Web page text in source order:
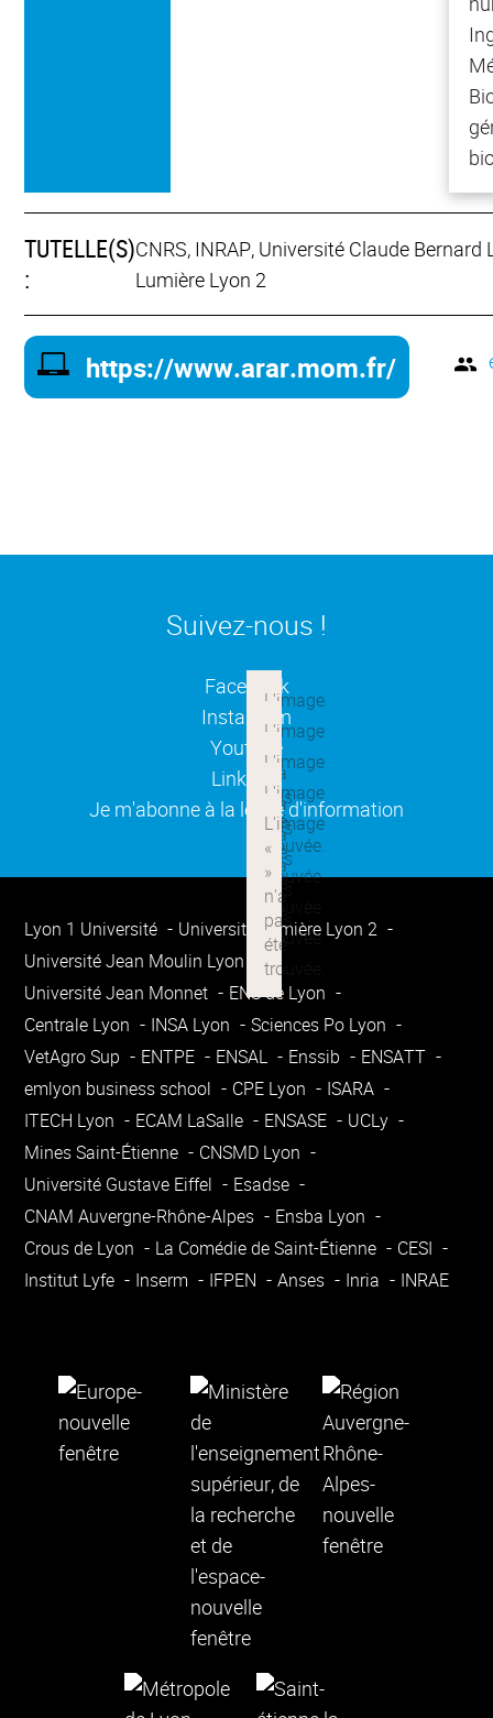
https://www.arar.mom.fr/
TUTELLE(S)
:
CNRS, INRAP, Université Claude Bernard
Lumière Lyon 2
Suivez-nous !
Facebook
(ouverture dans une
Instagram(ouverture dans une
Youtube(ouverture dans une
Linkedin
(ouverture dans une
Je m'abonne à la lettre d'information
(ouverture dans une
Lyon 1 Université
Université Lumière Lyon 2
Université Jean Moulin Lyon 3
Université Jean Monnet
ENS de Lyon
Centrale Lyon
INSA Lyon
Sciences Po Lyon
VetAgro Sup
ENTPE ENSAL Enssib
ENSATT
emlyon business school
CPE Lyon
ISARA
ITECH Lyon
ECAM LaSalle ENSASE
UCLy
Mines Saint-Étienne
CNSMD Lyon
Université Gustave Eiffel
Esadse
CNAM Auvergne-Rhône-Alpes
Ensba Lyon
Crous de Lyon
La Comédie de Saint-Étienne
CESI
Institut Lyfe
Inserm IFPEN Anses Inria INRAE